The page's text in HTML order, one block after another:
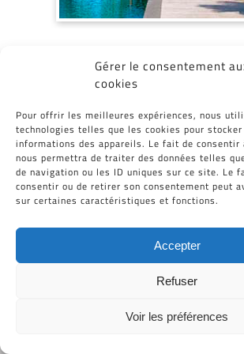
Gérer le consentement
cookies
Pour offrir les meilleures expériences, nous
technologies telles que les cookies pour
informations des appareils. Le fait de consentir
nous permettra de traiter des données telles
de navigation ou les ID uniques sur ce site. Le
consentir ou de retirer son consentement peut
sur certaines caractéristiques et fonctions.
Accepter
Refuser
Voir les préférences
Partagez cet article,
Plateforme!
Facebook
TwitterRedditLinkedInWhatsApp
Création de site : Grafibox.fr